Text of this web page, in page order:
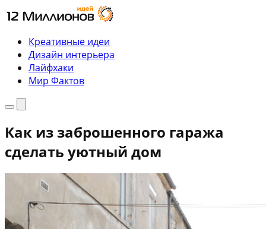
Перейти
к
содержимому
Креативные идеи
Дизайн интерьера
Лайфхаки
Мир Фактов
МенюПоиск
Как из заброшенного гаража
сделать уютный дом